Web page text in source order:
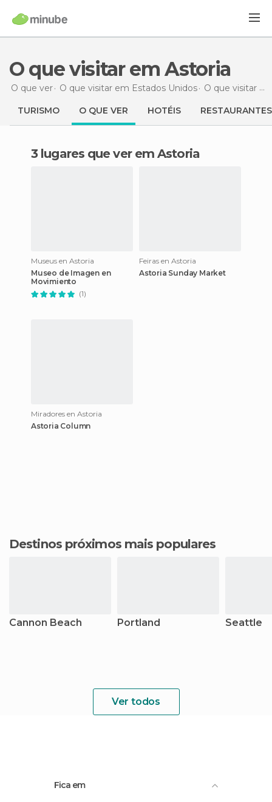
O que visitar em Astoria
O que ver O que visitar em Estados Unidos O que visitar em Oregon
TURISMO O QUE VER HOTÉIS RESTAURANTES
3 lugares que ver em Astoria
Museus en Astoria
Museo de Imagen en
Movimiento
(1)
Feiras en Astoria
Astoria Sunday Market
Miradores en Astoria
Astoria Column
Destinos próximos mais populares
Cannon Beach Portland Seattle
Ver todos
Fica em